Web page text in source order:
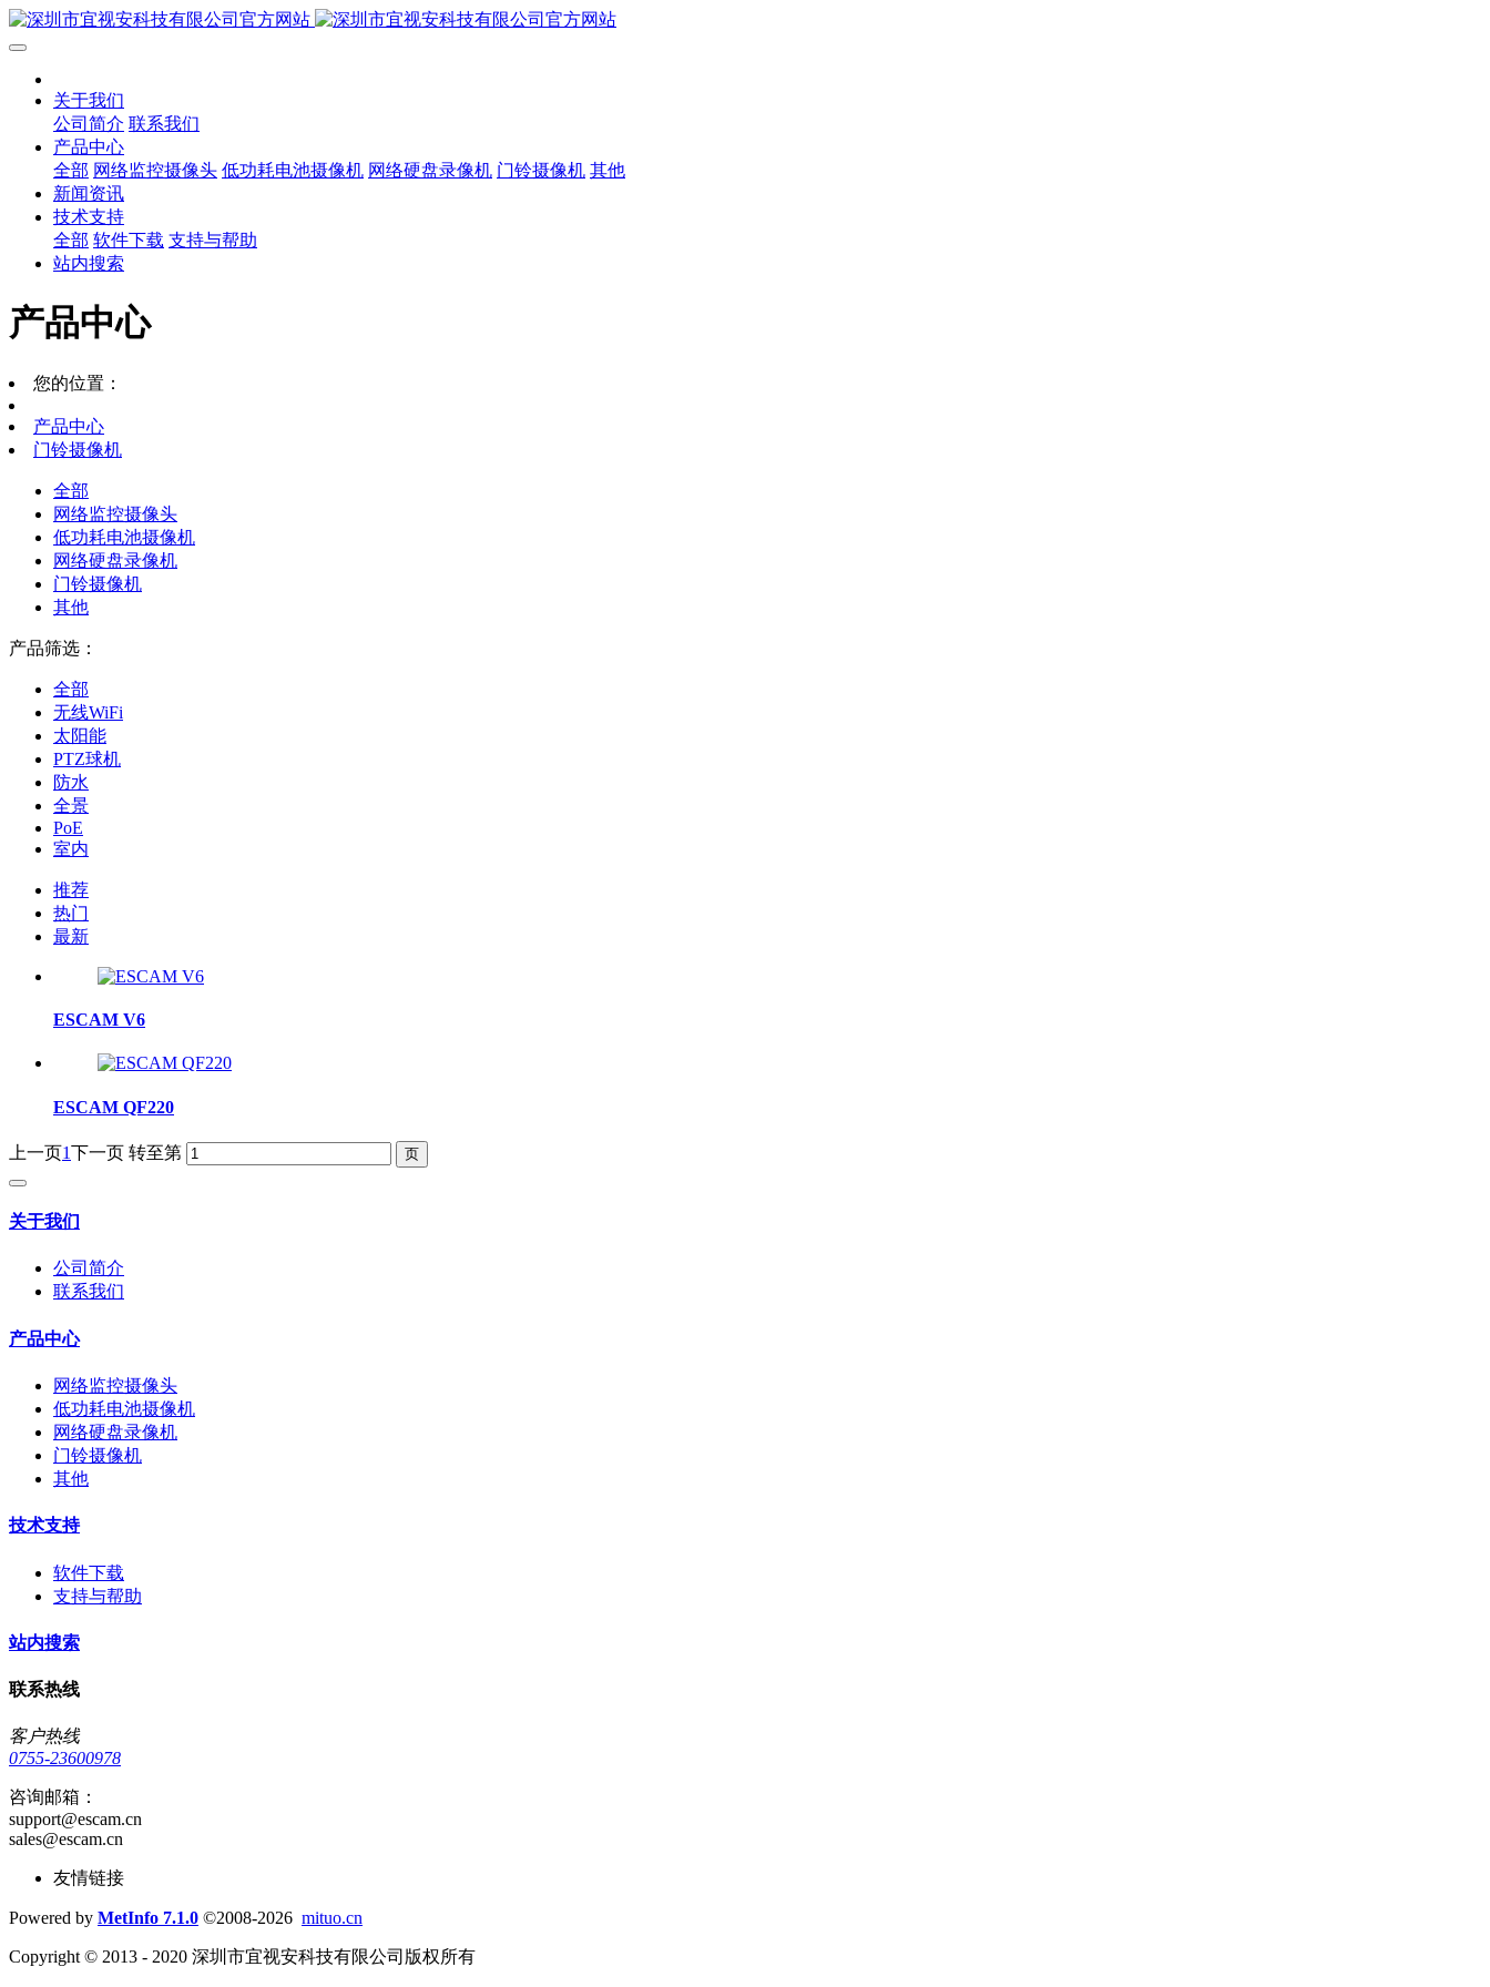
关于我们
公司简介 联系我们
产品中心
全部 网络监控摄像头 低功耗电池摄像机 网络硬盘录像机 门铃摄像机 其他
新闻资讯
技术支持
全部 软件下载 支持与帮助
站内搜索
产品中心
您的位置：
产品中心
门铃摄像机
全部
网络监控摄像头
低功耗电池摄像机
网络硬盘录像机
门铃摄像机
其他
产品筛选：
全部
无线WiFi
太阳能
PTZ球机
防水
全景
PoE
室内
推荐
热门
最新
ESCAM V6
ESCAM QF220
上一页1下一页 转至第
关于我们
公司简介
联系我们
产品中心
网络监控摄像头
低功耗电池摄像机
网络硬盘录像机
门铃摄像机
其他
技术支持
软件下载
支持与帮助
站内搜索
联系热线
客户热线
0755-23600978
咨询邮箱：
support@escam.cn
sales@escam.cn
友情链接
Powered by MetInfo 7.1.0 ©2008-2026 mituo.cn
Copyright © 2013 - 2020 深圳市宜视安科技有限公司版权所有